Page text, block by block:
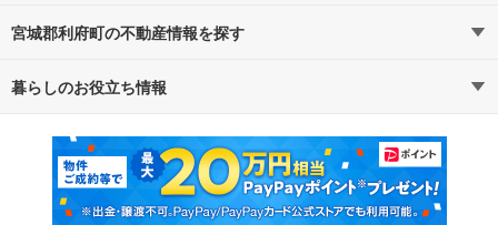
路線・駅から探す
通勤・通学時間から探す
宮城郡利府町の不動産情報を探す
不動産・住宅
新築マンション 中古マンション
新築一戸建て 中古一戸建て
暮らしのお役立ち情報
マンションカタログ 教えて！住まいの先生